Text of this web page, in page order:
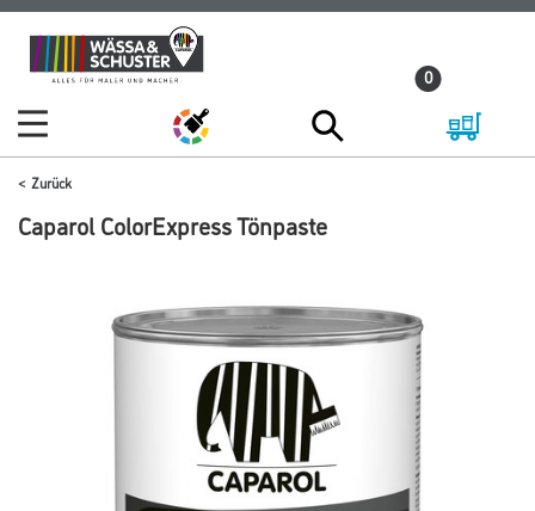
Zum
Inhalt
Zum
Navigationsmenü
0
Zurück
Caparol ColorExpress Tönpaste